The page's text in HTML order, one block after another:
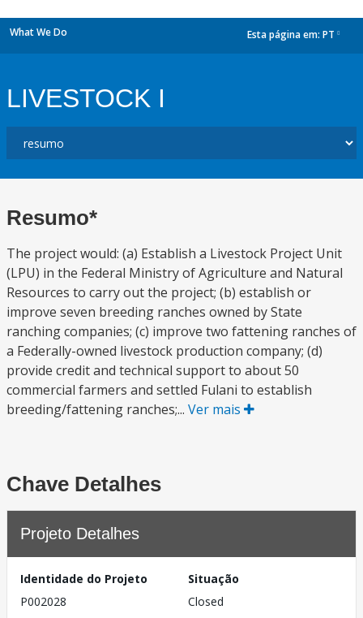
What We Do Esta página em: PT
LIVESTOCK I
Resumo*
The project would: (a) Establish a Livestock Project Unit
(LPU) in the Federal Ministry of Agriculture and Natural
Resources to carry out the project; (b) establish or
improve seven breeding ranches owned by State
ranching companies; (c) improve two fattening ranches of
a Federally-owned livestock production company; (d)
provide credit and technical support to about 50
commercial farmers and settled Fulani to establish
breeding/fattening ranches;... Ver mais
Chave Detalhes
Projeto Detalhes
Identidade do Projeto
P002028
Situação
Closed